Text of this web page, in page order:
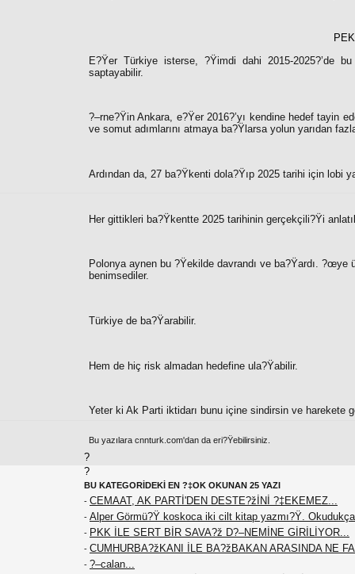
E?Ÿer Türkiye isterse, ?Ÿimdi dahi 2015-2025?’de
saptayabilir.
?–rne?Ÿin Ankara, e?Ÿer 2016?’yı kendine hedef tayin
ve somut adımlarını atmaya ba?Ÿlarsa yolun yarıdan
Ardından da, 27 ba?Ÿkenti dola?Ÿıp 2025 tarihi için lobi
Her gittikleri ba?Ÿkentte 2025 tarihinin gerçekçili?Ÿi
Polonya aynen bu ?Ÿekilde davrandı ve ba?Ÿardı. ?œye
benimsediler.
Türkiye de ba?Ÿarabilir.
Hem de hiç risk almadan hedefine ula?Ÿabilir.
Yeter ki Ak Parti iktidarı bunu içine sindirsin ve harekete
Bu yazılara cnnturk.com'dan da eri?Ÿebilirsiniz.
?
?
BU KATEGORİDEKİ EN ?‡OK OKUNAN 25 YAZI
- CEMAAT, AK PARTİ'DEN DESTE?žİNİ ?‡EKEMEZ...
- Alper Görmü?Ÿ koskoca iki cilt kitap yazmı?Ÿ.
- PKK İLE SERT BİR SAVA?ž D?–NEMİNE GİRİLİYOR...
- CUMHURBA?žKANI İLE BA?žBAKAN ARASINDA NE
- ?–calan...